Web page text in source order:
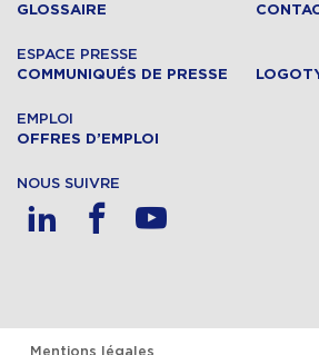
GLOSSAIRE
ESPACE PRESSE
COMMUNIQUÉS DE PRESSE
EMPLOI
OFFRES D’EMPLOI
NOUS SUIVRE
Mentions légales